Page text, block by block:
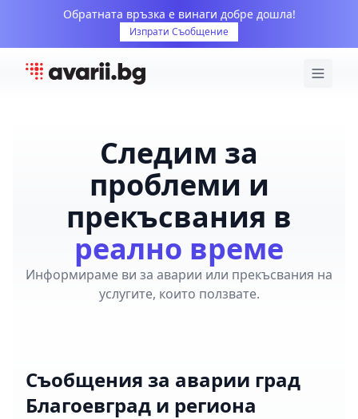
Обратната връзка е винаги добре дошла!
Изпрати Съобщение
Следим за
проблеми и
прекъсвания в
реално време
Информираме ви за аварии или прекъсвания на
услугите, които ползвате.
Съобщения за аварии град
Благоевград и региона